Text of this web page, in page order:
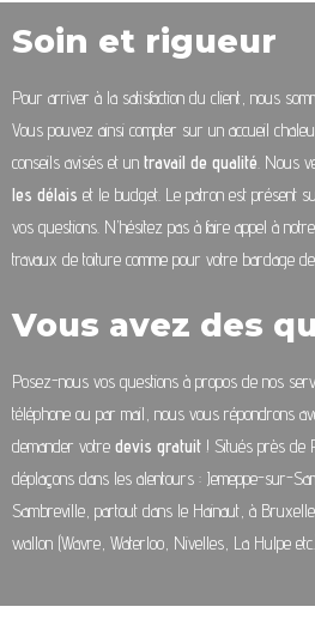
Soin et rigueur
Pour arriver à la satisfaction du client, nous
Vous pouvez ainsi compter sur un accueil
conseils avisés et un travail de qualité . Nous
les délais et le budget. Le patron est présent
vos questions. N’hésitez pas à faire appel à
travaux de toiture comme pour votre bardage de
Vous avez des
Posez-nous vos questions à propos de nos
téléphone ou par mail, nous vous répondrons
demander votre devis gratuit ! Situés près de
déplaçons dans les alentours : Jemeppe-sur-
Sambreville, partout dans le Hainaut, à
wallon (Wavre, Waterloo, Nivelles, La Hulpe